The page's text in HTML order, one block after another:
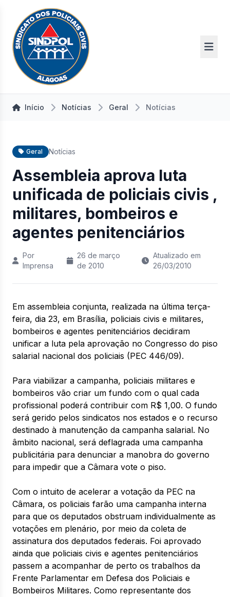
Início Notícias Geral Notícias
Geral Notícias
Assembleia aprova luta
unificada de policiais civis ,
militares, bombeiros e
agentes penitenciários
Por
Imprensa
26 de março
de 2010
Atualizado em
26/03/2010
Em assembleia conjunta, realizada na última terça-
feira, dia 23, em Brasília, policiais civis e militares,
bombeiros e agentes penitenciários decidiram
unificar a luta pela aprovação no Congresso do piso
salarial nacional dos policiais (PEC 446/09).
Para viabilizar a campanha, policiais militares e
bombeiros vão criar um fundo com o qual cada
profissional poderá contribuir com R$ 1,00. O fundo
será gerido pelos sindicatos nos estados e o recurso
destinado à manutenção da campanha salarial. No
âmbito nacional, será deflagrada uma campanha
publicitária para denunciar a manobra do governo
para impedir que a Câmara vote o piso.
Com o intuito de acelerar a votação da PEC na
Câmara, os policiais farão uma campanha interna
para que os deputados obstruam individualmente as
votações em plenário, por meio da coleta de
assinatura dos deputados federais. Foi aprovado
ainda que policiais civis e agentes penitenciários
passem a acompanhar de perto os trabalhos da
Frente Parlamentar em Defesa dos Policiais e
Bombeiros Militares. Como representante dos